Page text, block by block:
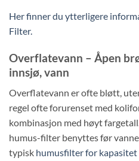
Her finner du ytterligere
Filter.
Overflatevann – Åpen
innsjø, vann
Overflatevann er ofte bløtt,
regel ofte forurenset med
kombinasjon med høyt
humus-filter benyttes før
typisk humusfilter for